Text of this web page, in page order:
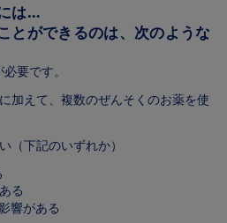
は…
とができるのは、次のような
要です。
加えて、複数のぜんそくのお薬を使
（下記のいずれか）
る
響がある